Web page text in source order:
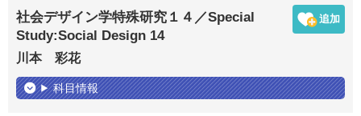
社会デザイン学特殊研究１４／Special
Study:Social Design 14
川本 彩花
科目情報